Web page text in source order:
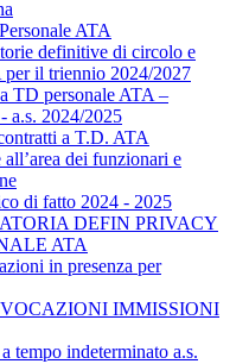
ATA
definitive di circolo e
per il triennio 2024/2027
TD personale ATA –
a.s. 2024/2025
a T.D. ATA
all’area dei funzionari e
di fatto 2024 - 2025
DEFIN PRIVACY
ATA
in presenza per
IMMISSIONI
tempo indeterminato a.s.